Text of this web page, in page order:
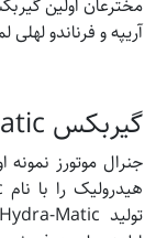
مخترعان اولین
آریپه و فرناندو
گیربکس Hydra-Matic
جنرال موتورز